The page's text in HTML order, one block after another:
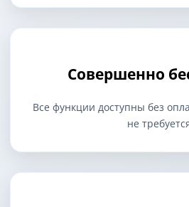
Совершенно
Все функции доступны без
не